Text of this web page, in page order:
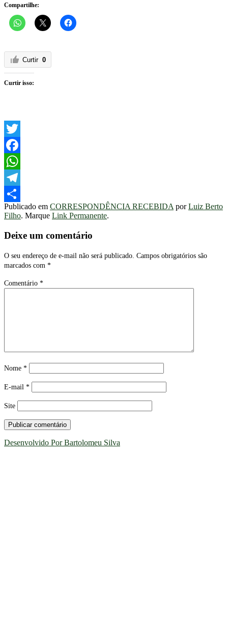
Compartilhe:
Curtir 0
Curtir isso:
Twitter
Facebook
WhatsApp
Telegram
Share
Publicado em CORRESPONDÊNCIA RECEBIDA porLuiz Berto
Filho. Marque Link Permanente.
Deixe um comentário
O seu endereço de e-mail não será publicado. Campos obrigatórios são
marcados com *
Comentário *
Nome *
E-mail *
Site
Desenvolvido Por Bartolomeu Silva